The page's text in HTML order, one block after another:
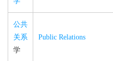
公共
关系
学
Public Relations